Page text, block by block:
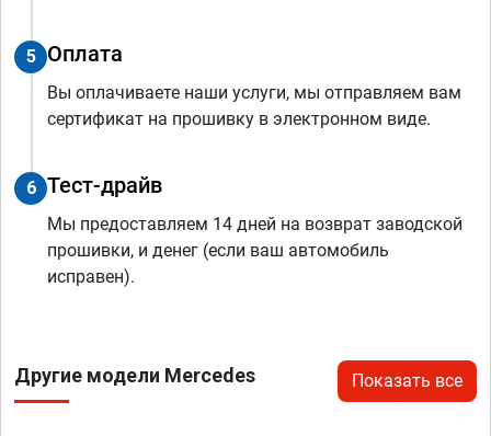
5 Оплата
Вы оплачиваете наши услуги, мы отправляем вам
сертификат на прошивку в электронном виде.
6 Тест-драйв
Мы предоставляем 14 дней на возврат заводской
прошивки, и денег (если ваш автомобиль
исправен).
Другие модели Mercedes Показать все